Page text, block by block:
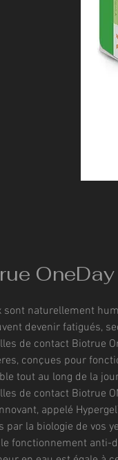
sont naturellement
devenir fatigués,
de contact Biotrue
conçues pour
tout au long de la
de contact Biotrue
appelé
par la biologie de vos
fonctionnement anti-